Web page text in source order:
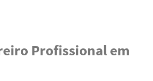
Profissional em